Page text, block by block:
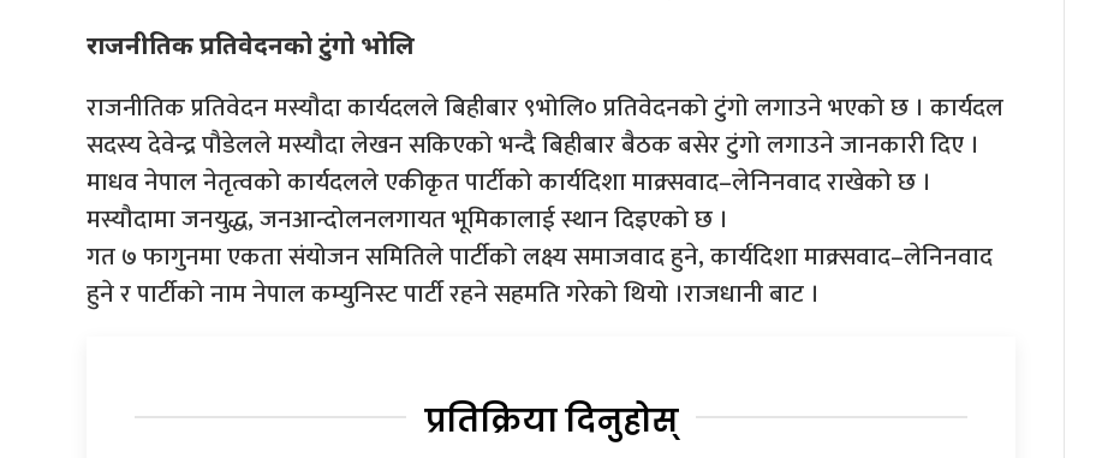
राजनीतिक प्रतिवेदनको टुंगो भोलि
राजनीतिक प्रतिवेदन मस्यौदा कार्यदलले बिहीबार ९भोलि० प्रतिवेदनको टुंगो लगाउने भएको छ । कार्यदल
सदस्य देवेन्द्र पौडेलले मस्यौदा लेखन सकिएको भन्दै बिहीबार बैठक बसेर टुंगो लगाउने जानकारी दिए ।
माधव नेपाल नेतृत्वको कार्यदलले एकीकृत पार्टीको कार्यदिशा माक्र्सवाद–लेनिनवाद राखेको छ ।
मस्यौदामा जनयुद्ध, जनआन्दोलनलगायत भूमिकालाई स्थान दिइएको छ ।
गत ७ फागुनमा एकता संयोजन समितिले पार्टीको लक्ष्य समाजवाद हुने, कार्यदिशा माक्र्सवाद–लेनिनवाद
हुने र पार्टीको नाम नेपाल कम्युनिस्ट पार्टी रहने सहमति गरेको थियो ।राजधानी बाट ।
प्रतिक्रिया दिनुहोस्